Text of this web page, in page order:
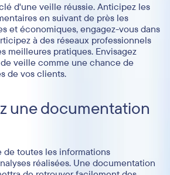
d'une veille réussie. Anticipez les
en suivant de près les
et économiques, engagez-vous dans
à des réseaux professionnels
meilleures pratiques. Envisagez
veille comme une chance de
de vos clients.
une documentation
de toutes les informations
réalisées. Une documentation